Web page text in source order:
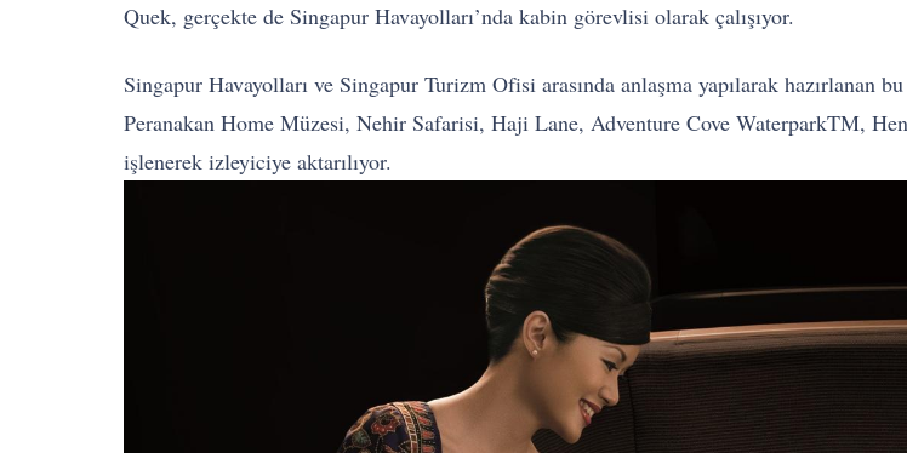
Quek, gerçekte de Singapur Havayolları’nda kabin görevlisi olarak çalışıyor.
Singapur Havayolları ve Singapur Turizm Ofisi arasında anlaşma yapılarak
Peranakan Home Müzesi, Nehir Safarisi, Haji Lane, Adventure Cove WaterparkTM,
işlenerek izleyiciye aktarılıyor.